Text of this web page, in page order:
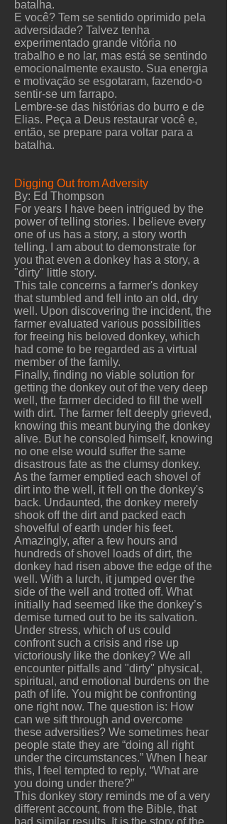
batalha.
E você? Tem se sentido oprimido pela
adversidade? Talvez tenha
experimentado grande vitória no
trabalho e no lar, mas está se sentindo
emocionalmente exausto. Sua energia
e motivação se esgotaram, fazendo-o
sentir-se um farrapo.
Lembre-se das histórias do burro e de
Elias. Peça a Deus restaurar você e,
então, se prepare para voltar para a
batalha.
Digging Out from Adversity
By: Ed Thompson
For years I have been intrigued by the
power of telling stories. I believe every
one of us has a story, a story worth
telling. I am about to demonstrate for
you that even a donkey has a story, a
"dirty" little story.
This tale concerns a farmer's donkey
that stumbled and fell into an old, dry
well. Upon discovering the incident, the
farmer evaluated various possibilities
for freeing his beloved donkey, which
had come to be regarded as a virtual
member of the family.
Finally, finding no viable solution for
getting the donkey out of the very deep
well, the farmer decided to fill the well
with dirt. The farmer felt deeply grieved,
knowing this meant burying the donkey
alive. But he consoled himself, knowing
no one else would suffer the same
disastrous fate as the clumsy donkey.
As the farmer emptied each shovel of
dirt into the well, it fell on the donkey's
back. Undaunted, the donkey merely
shook off the dirt and packed each
shovelful of earth under his feet.
Amazingly, after a few hours and
hundreds of shovel loads of dirt, the
donkey had risen above the edge of the
well. With a lurch, it jumped over the
side of the well and trotted off. What
initially had seemed like the donkey’s
demise turned out to be its salvation.
Under stress, which of us could
confront such a crisis and rise up
victoriously like the donkey? We all
encounter pitfalls and "dirty" physical,
spiritual, and emotional burdens on the
path of life. You might be confronting
one right now. The question is: How
can we sift through and overcome
these adversities? We sometimes hear
people state they are “doing all right
under the circumstances.” When I hear
this, I feel tempted to reply, “What are
you doing under there?”
This donkey story reminds me of a very
different account, from the Bible, that
had similar results. It is the story of the